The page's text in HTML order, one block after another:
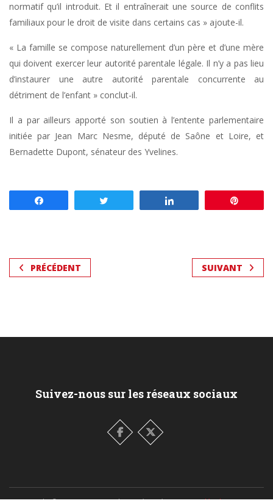
normatif qu’il introduit. Et il entraînerait une source de conflits
familiaux pour le droit de visite dans certains cas » ajoute-il.
« La famille se compose naturellement d’un père et d’une mère
qui doivent exercer leur autorité parentale légale. Il n’y a pas lieu
d’instaurer une autre autorité parentale concurrente au
détriment de l’enfant » conclut-il.
Il a par ailleurs apporté son soutien à l’entente parlementaire
initiée par Jean Marc Nesme, député de Saône et Loire, et
Bernadette Dupont, sénateur des Yvelines.
PRÉCÉDENT SUIVANT
Suivez-nous sur les réseaux sociaux